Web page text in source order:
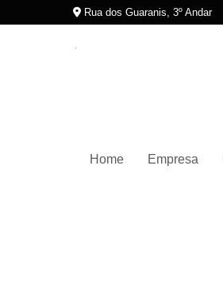
Rua dos Guaranis, 3º Andar
Home Empresa